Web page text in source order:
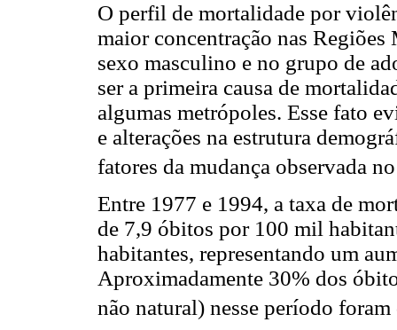
O perfil de mortalidade por
maior concentração nas
sexo masculino e no grupo de
ser a primeira causa de
algumas metrópoles. Esse fato
e alterações na estrutura
fatores da mudança observada
Entre 1977 e 1994, a taxa de
de 7,9 óbitos por 100 mil
habitantes, representando um
Aproximadamente 30% dos
não natural) nesse período